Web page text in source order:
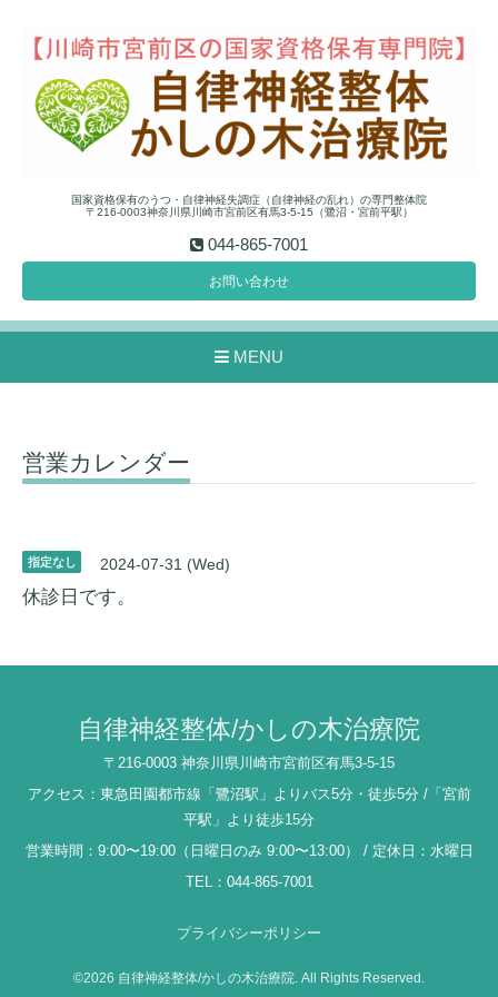
国家資格保有のうつ・自律神経失調症（自律神経の乱れ）の専門整体院
〒216-0003神奈川県川崎市宮前区有馬3-5-15（鷺沼・宮前平駅）
044-865-7001
お問い合わせ
MENU
営業カレンダー
指定なし 2024-07-31 (Wed)
休診日です。
自律神経整体/かしの木治療院
〒216-0003 神奈川県川崎市宮前区有馬3-5-15
アクセス：東急田園都市線「鷺沼駅」よりバス5分・徒歩5分 /「宮前
平駅」より徒歩15分
営業時間：9:00〜19:00（日曜日のみ 9:00〜13:00） / 定休日：水曜日
TEL：044-865-7001
プライバシーポリシー
©2026 自律神経整体/かしの木治療院 . All Rights Reserved.